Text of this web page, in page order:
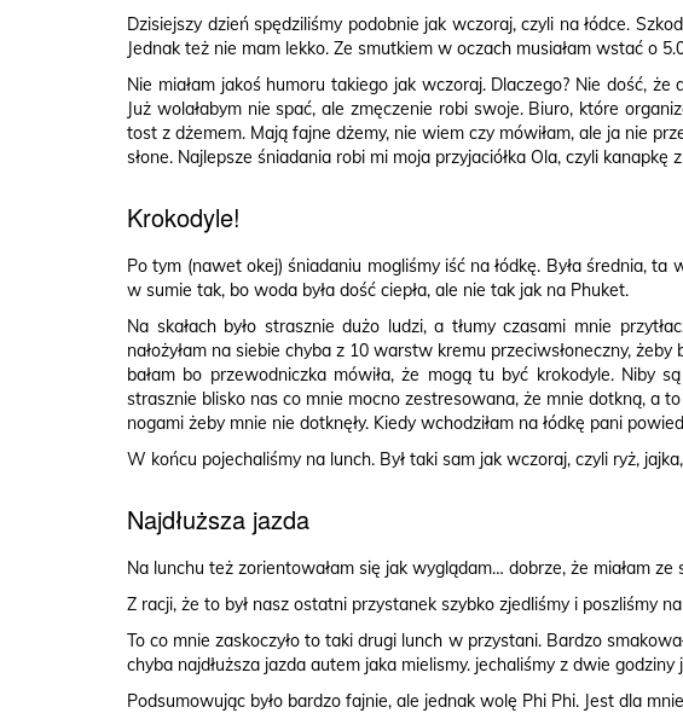
Dzisiejszy dzień spędziliśmy podobnie jak wczoraj, czyli na łódce.
Jednak też nie mam lekko. Ze smutkiem w oczach musiałam wstać o
Nie miałam jakoś humoru takiego jak wczoraj. Dlaczego? Nie dość,
Już wolałabym nie spać, ale zmęczenie robi swoje. Biuro, które
tost z dżemem. Mają fajne dżemy, nie wiem czy mówiłam, ale ja nie
słone. Najlepsze śniadania robi mi moja przyjaciółka Ola, czyli kanapkę
Krokodyle!
Po tym (nawet okej) śniadaniu mogliśmy iść na łódkę. Była średnia, ta
w sumie tak, bo woda była dość ciepła, ale nie tak jak na Phuket.
Na skałach było strasznie dużo ludzi, a tłumy czasami mnie
nałożyłam na siebie chyba z 10 warstw kremu przeciwsłoneczny,
bałam bo przewodniczka mówiła, że mogą tu być krokodyle. Niby
strasznie blisko nas co mnie mocno zestresowana, że mnie dotkną, a
nogami żeby mnie nie dotknęły. Kiedy wchodziłam na łódkę pani
W końcu pojechaliśmy na lunch. Był taki sam jak wczoraj, czyli ryż,
Najdłuższa jazda
Na lunchu też zorientowałam się jak wyglądam… dobrze, że miałam ze
Z racji, że to był nasz ostatni przystanek szybko zjedliśmy i poszliśmy
To co mnie zaskoczyło to taki drugi lunch w przystani. Bardzo
chyba najdłuższa jazda autem jaka mielismy. jechaliśmy z dwie godziny
Podsumowując było bardzo fajnie, ale jednak wolę Phi Phi. Jest dla